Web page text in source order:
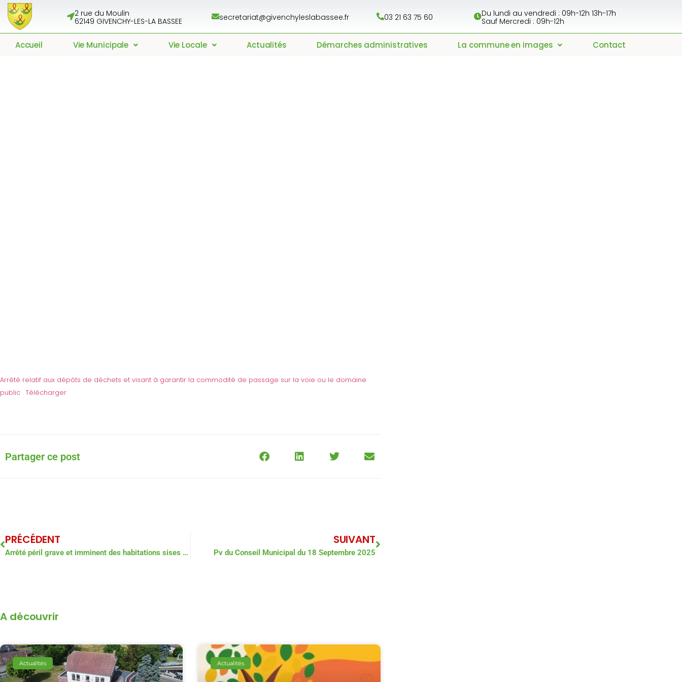
2 rue du Moulin
62149 GIVENCHY-LES-LA BASSEE
secretariat@givenchyleslabassee.fr 03 21 63 75 60
Du lundi au vendredi : 09h-12h 13h-17h
Sauf Mercredi : 09h-12h
Accueil Vie Municipale Vie Locale Actualités Démarches administratives La commune en images Contact
Arrêté relatif aux dépôts de déchets et visant à garantir la commodité de passage sur la voie ou le domaine
public Télécharger
Partager ce post
PRÉCÉDENT
Arrêté péril grave et imminent des habitations sises 1 et 1A Grand Place
SUIVANT
Pv du Conseil Municipal du 18 Septembre 2025
A découvrir
Actualités Actualités